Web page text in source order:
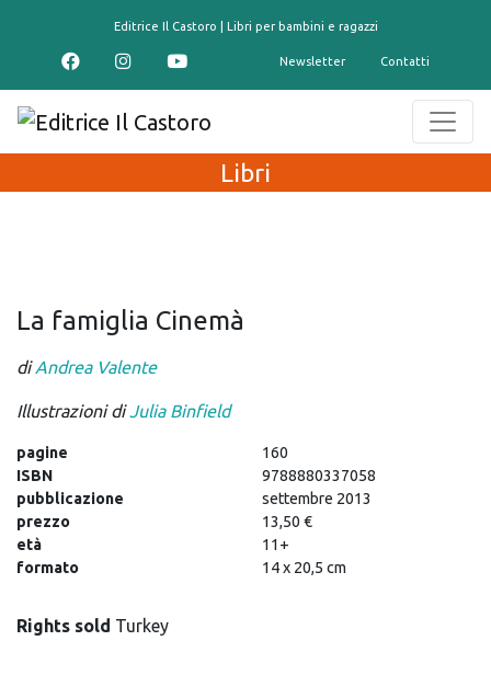
Editrice Il Castoro | Libri per bambini e ragazzi
Newsletter Contatti
Libri
La famiglia Cinemà
diAndrea Valente
Illustrazioni diJulia Binfield
pagine
160
ISBN
9788880337058
pubblicazione
settembre 2013
prezzo
13,50 €
età
11+
formato
14 x 20,5 cm
Rights sold Turkey